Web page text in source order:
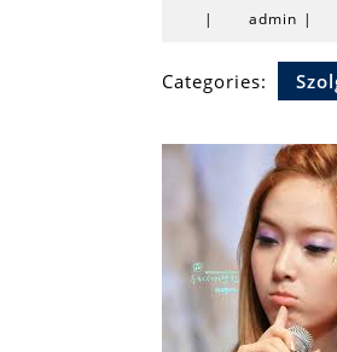
| admin admin
|
Categories: